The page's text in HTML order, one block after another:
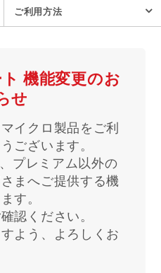
ご利用方法
ト機能変更のお
せ
イクロ製品をご利
ございます。
プレミアム以外の
まへご提供する機
す。
認ください。
よう、よろしくお